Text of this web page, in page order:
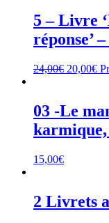
5 – Livre
réponse’
24,00€ Le
24,00€.
20,00€Le
03 -Le
15,00€
2 Livrets